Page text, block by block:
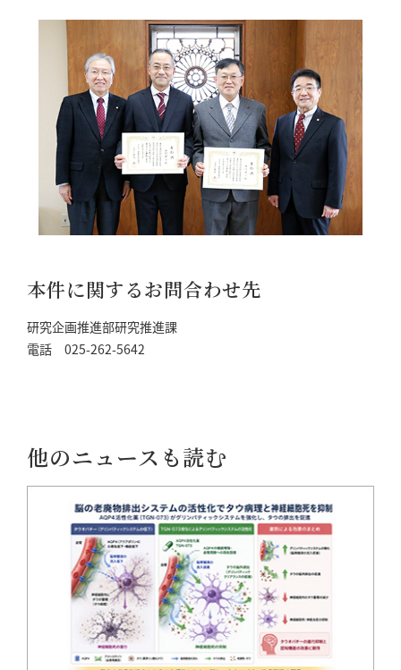
本件に関するお問合わせ先
研究企画推進部研究推進課
電話 025-262-5642
他のニュースも読む